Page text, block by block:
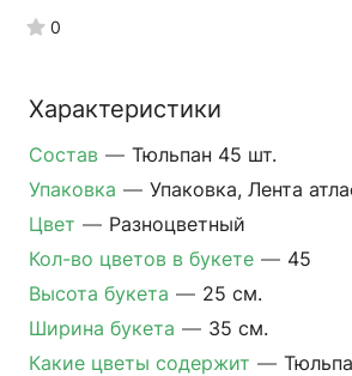
0
Характеристики
Состав — Тюльпан 45 шт.
Упаковка — Упаковка, Лента
Цвет — Разноцветный
Кол-во цветов в букете — 45
Высота букета — 25 см.
Ширина букета — 35 см.
Какие цветы содержит —